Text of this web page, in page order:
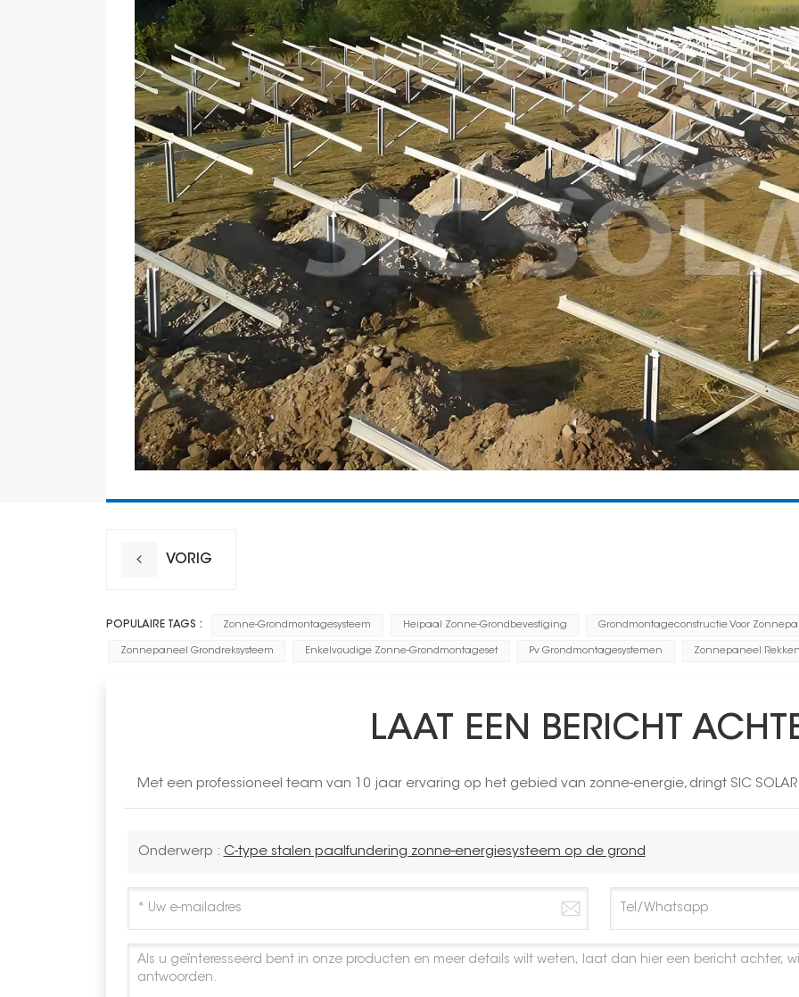
VORIG
POPULAIRE TAGS : Zonne-Grondmontagesysteem Heipaal Zonne-Grondbevestiging Grondmontageconstructie Voor
Zonnepaneel Grondreksysteem Enkelvoudige Zonne-Grondmontageset Pv Grondmontagesystemen Zonnepaneel
LAAT EEN BERICHT
Met een professioneel team van 10 jaar ervaring op het gebied van zonne-energie, dringt SIC
Onderwerp : C-type stalen paalfundering zonne-energiesysteem op de grond